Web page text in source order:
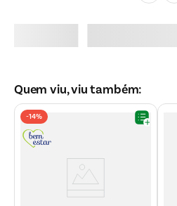
Quem viu, viu também:
-14%